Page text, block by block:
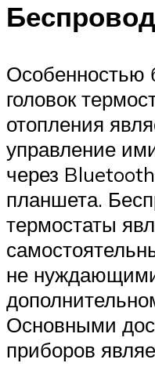
Особенностью
головок
отопления
управление
через
планшета.
термостаты
не
Основными
приборов